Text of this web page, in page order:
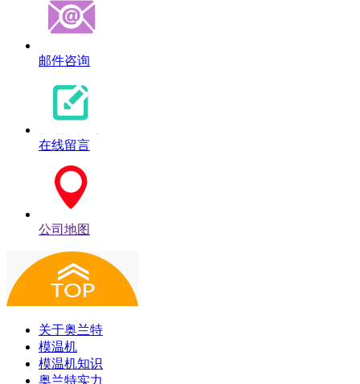
邮件咨询
在线留言
公司地图
关于奥兰特
模温机
模温机知识
奥兰特实力